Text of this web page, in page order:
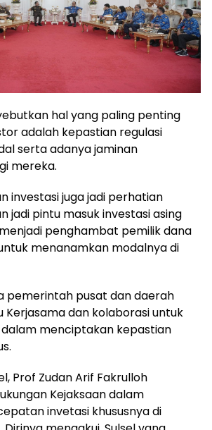
hal yang paling penting
adalah kepastian regulasi
serta adanya jaminan
mereka.
investasi juga jadi perhatian
jadi pintu masuk investasi asing
penghambat pemilik dana
menanamkan modalnya di
pemerintah pusat dan daerah
Kerjasama dan kolaborasi untuk
menciptakan kepastian
Prof Zudan Arif Fakrulloh
Kejaksaan dalam
invetasi khususnya di